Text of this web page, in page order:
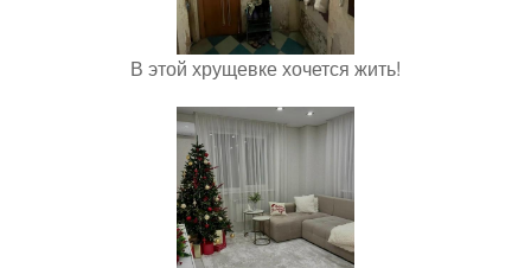
В этой хрущевке хочется жить!